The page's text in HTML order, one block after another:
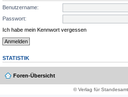
Benutzername:
Passwort:
Ich habe mein Kennwort vergessen
STATISTIK
Foren-Übersicht
© Verlag für